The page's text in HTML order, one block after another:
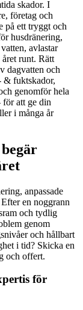
skador. I
företag och
på ett tryggt och
husdränering,
avlastar
runt. Rätt
dagvatten och
& fuktskador,
genomför hela
för att ge din
i många år
anpassade
en noggrann
och tydlig
genom
och hållbart
i tid? Skicka en
och offert.
för